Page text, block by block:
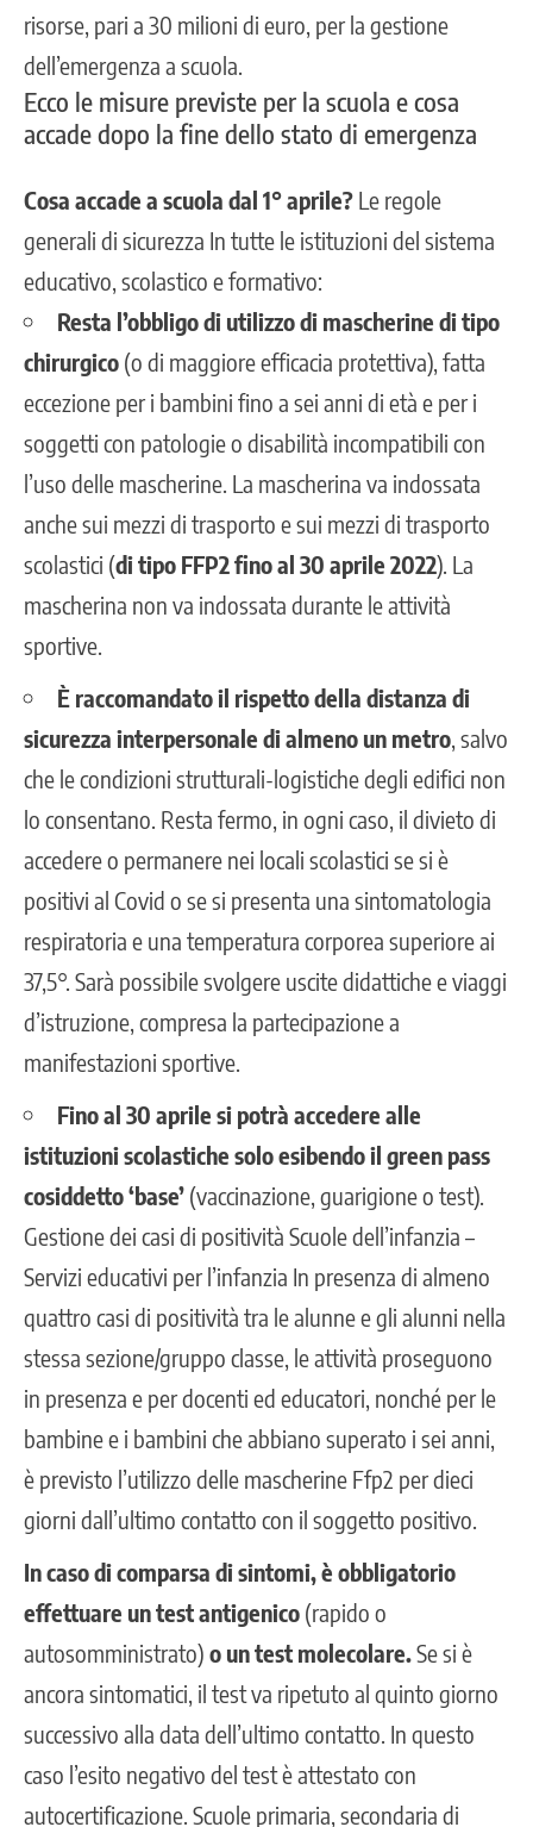
risorse, pari a 30 milioni di euro, per la gestione
dell’emergenza a scuola.
Ecco le misure previste per la scuola e cosa
accade dopo la fine dello stato di emergenza
Cosa accade a scuola dal 1° aprile? Le regole
generali di sicurezza In tutte le istituzioni del sistema
educativo, scolastico e formativo:
Resta l’obbligo di utilizzo di mascherine di tipo
chirurgico (o di maggiore efficacia protettiva), fatta
eccezione per i bambini fino a sei anni di età e per i
soggetti con patologie o disabilità incompatibili con
l’uso delle mascherine. La mascherina va indossata
anche sui mezzi di trasporto e sui mezzi di trasporto
scolastici (di tipo FFP2 fino al 30 aprile 2022). La
mascherina non va indossata durante le attività
sportive.
È raccomandato il rispetto della distanza di
sicurezza interpersonale di almeno un metro , salvo
che le condizioni strutturali-logistiche degli edifici non
lo consentano. Resta fermo, in ogni caso, il divieto di
accedere o permanere nei locali scolastici se si è
positivi al Covid o se si presenta una sintomatologia
respiratoria e una temperatura corporea superiore ai
37,5°. Sarà possibile svolgere uscite didattiche e viaggi
d’istruzione, compresa la partecipazione a
manifestazioni sportive.
Fino al 30 aprile si potrà accedere alle
istituzioni scolastiche solo esibendo il green pass
cosiddetto ‘base’ (vaccinazione, guarigione o test).
Gestione dei casi di positività Scuole dell’infanzia –
Servizi educativi per l’infanzia In presenza di almeno
quattro casi di positività tra le alunne e gli alunni nella
stessa sezione/gruppo classe, le attività proseguono
in presenza e per docenti ed educatori, nonché per le
bambine e i bambini che abbiano superato i sei anni,
è previsto l’utilizzo delle mascherine Ffp2 per dieci
giorni dall’ultimo contatto con il soggetto positivo.
In caso di comparsa di sintomi, è obbligatorio
effettuare un test antigenico (rapido o
autosomministrato) o un test molecolare.Se si è
ancora sintomatici, il test va ripetuto al quinto giorno
successivo alla data dell’ultimo contatto. In questo
caso l’esito negativo del test è attestato con
autocertificazione. Scuole primaria, secondaria di